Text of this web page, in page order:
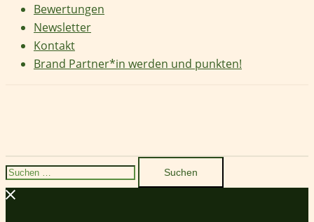
Bewertungen
Newsletter
Kontakt
Brand Partner*in werden und punkten!
Suchen
nach: